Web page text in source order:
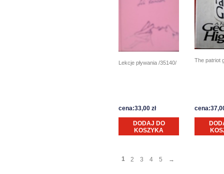
Lekcje pływania /35140/
cena:33,00 zł
DODAJ DO
KOSZYKA
The patriot
1 2 3 4 5 →